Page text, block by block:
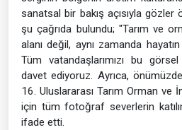
sanatsal bir bakış açısıyla
şu çağrıda bulundu; "Tarım ve
alanı değil, aynı zamanda
Tüm vatandaşlarımızı bu
davet ediyoruz. Ayrıca,
16. Uluslararası Tarım Orman ve
için tüm fotoğraf severlerin
ifade etti.